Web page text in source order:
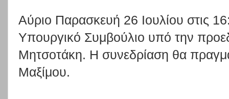
Αύριο Παρασκευή 26 Ιουλίου στις
Υπουργικό Συμβούλιο υπό την
Μητσοτάκη. Η συνεδρίαση θα
Μαξίμου.